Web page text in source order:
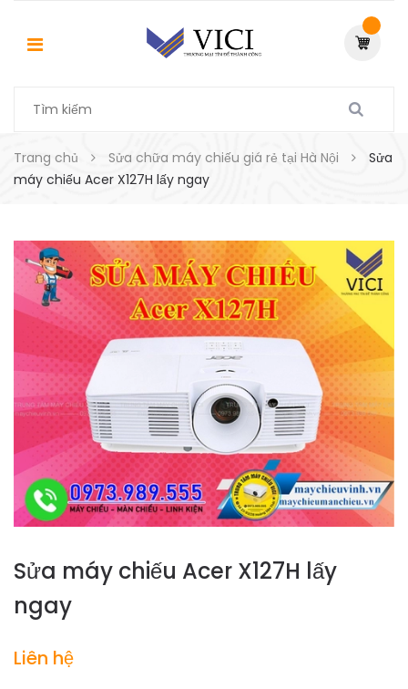
Trang chủ Sửa chữa máy chiếu giá rẻ tại Hà Nội
Sửa
máy chiếu Acer X127H lấy ngay
Sửa máy chiếu Acer X127H lấy
ngay
Liên hệ